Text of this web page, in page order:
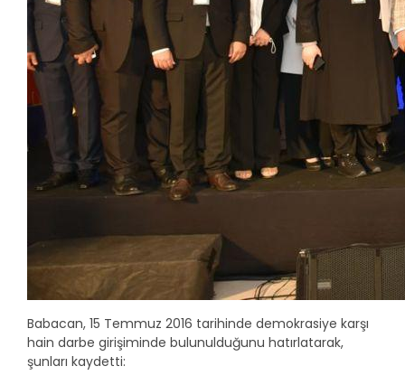
Babacan, 15 Temmuz 2016 tarihinde demokrasiye karşı
hain darbe girişiminde bulunulduğunu hatırlatarak,
şunları kaydetti: